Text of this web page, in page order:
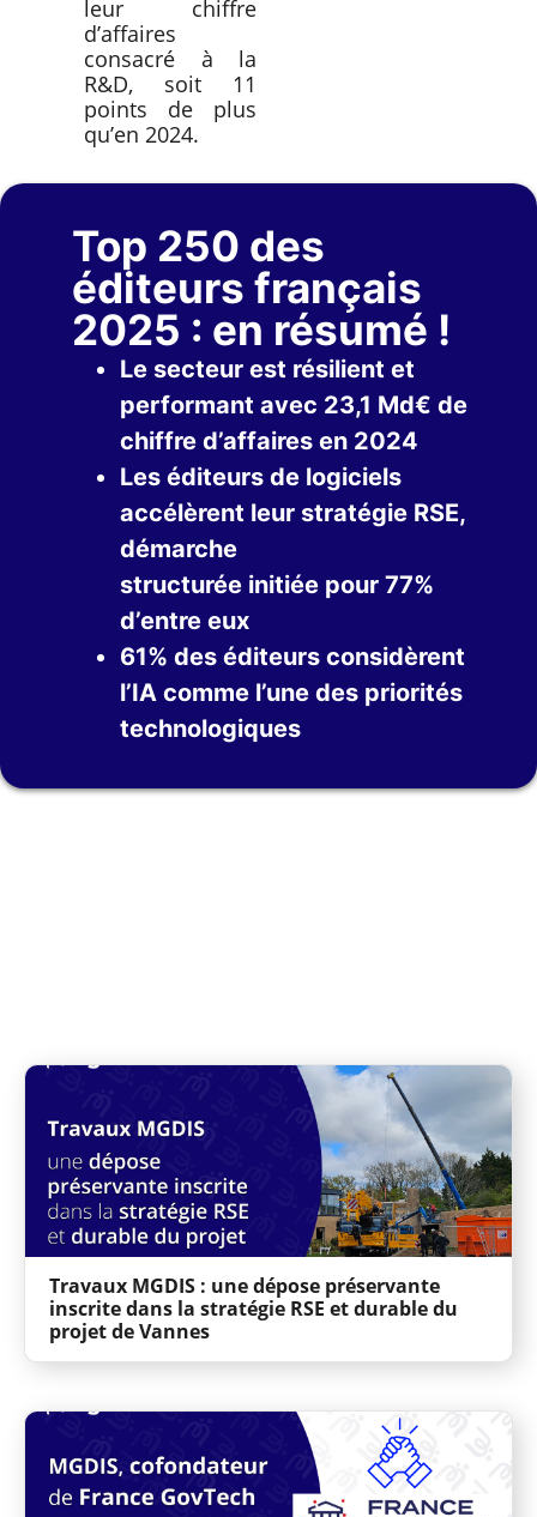
leur chiffre
d’affaires
consacré à la
R&D, soit 11
points de plus
qu’en 2024.
Top 250 des
éditeurs français
2025 : en résumé !
Le secteur est résilient et
performant avec 23,1 Md€ de
chiffre d’affaires en 2024
Les éditeurs de logiciels
accélèrent leur stratégie RSE,
démarche
structurée initiée pour 77%
d’entre eux
61% des éditeurs considèrent
l’IA comme l’une des priorités
technologiques
Travaux MGDIS : une dépose préservante
inscrite dans la stratégie RSE et durable du
projet de Vannes